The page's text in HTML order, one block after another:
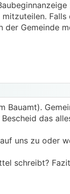
Gemeinde
Bauamt).
das
uns zu oder
schreibt?